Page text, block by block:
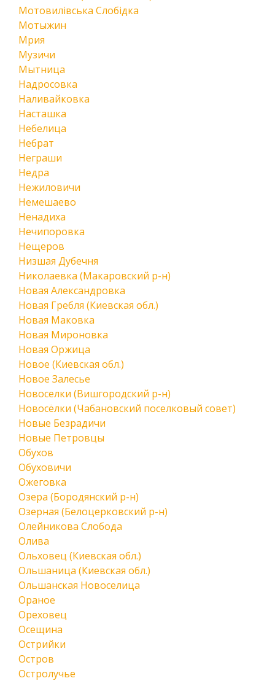
Мотовилівська Слобідка
Мотыжин
Мрия
Музичи
Мытница
Надросовка
Наливайковка
Насташка
Небелица
Небрат
Неграши
Недра
Нежиловичи
Немешаево
Ненадиха
Нечипоровка
Нещеров
Низшая Дубечня
Николаевка (Макаровский р-н)
Новая Александровка
Новая Гребля (Киевская обл.)
Новая Маковка
Новая Мироновка
Новая Оржица
Новое (Киевская обл.)
Новое Залесье
Новоселки (Вишгородский р-н)
Новосёлки (Чабановский поселковый совет)
Новые Безрадичи
Новые Петровцы
Обухов
Обуховичи
Ожеговка
Озера (Бородянский р-н)
Озерная (Белоцерковский р-н)
Олейникова Слобода
Олива
Ольховец (Киевская обл.)
Ольшаница (Киевская обл.)
Ольшанская Новоселица
Ораное
Ореховец
Осещина
Острийки
Остров
Остролучье